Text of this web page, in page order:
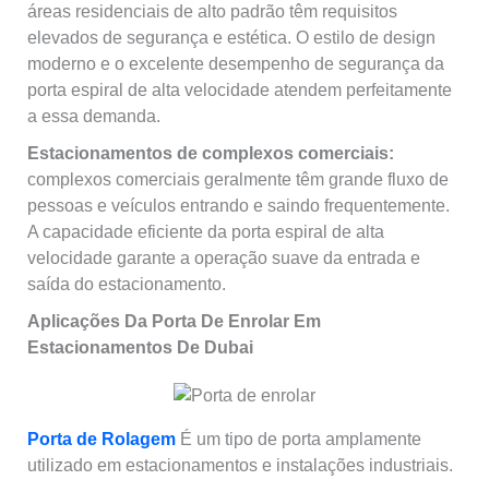
áreas residenciais de alto padrão têm requisitos
elevados de segurança e estética. O estilo de design
moderno e o excelente desempenho de segurança da
porta espiral de alta velocidade atendem perfeitamente
a essa demanda.
Estacionamentos de complexos comerciais:
complexos comerciais geralmente têm grande fluxo de
pessoas e veículos entrando e saindo frequentemente.
A capacidade eficiente da porta espiral de alta
velocidade garante a operação suave da entrada e
saída do estacionamento.
Aplicações Da Porta De Enrolar Em
Estacionamentos De Dubai
Porta de Rolagem É um tipo de porta amplamente
utilizado em estacionamentos e instalações industriais.